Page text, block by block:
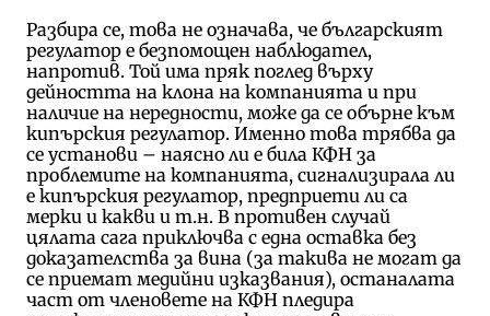
Разбира се, това не означава, че българският
регулатор е безпомощен наблюдател,
напротив. Той има пряк поглед върху
дейността на клона на компанията и при
наличие на нередности, може да се обърне към
кипърския регулатор. Именно това трябва да
се установи – наясно ли е била КФН за
проблемите на компанията, сигнализирала ли
е кипърския регулатор, предприети ли са
мерки и какви и т.н. В противен случай
цялата сага приключва с една оставка без
доказателства за вина (за такива не могат да
се приемат медийни изказвания), останалата
част от членовете на КФН пледира